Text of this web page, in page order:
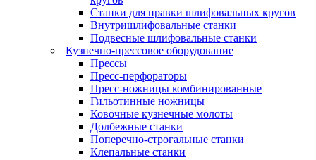
Станки для правки шлифовальных кругов
Внутришлифовальные станки
Подвесные шлифовальные станки
Кузнечно-прессовое оборудование
Прессы
Пресс-перфораторы
Пресс-ножницы комбинированные
Гильотинные ножницы
Ковочные кузнечные молоты
Долбежные станки
Поперечно-строгальные станки
Клепальные станки